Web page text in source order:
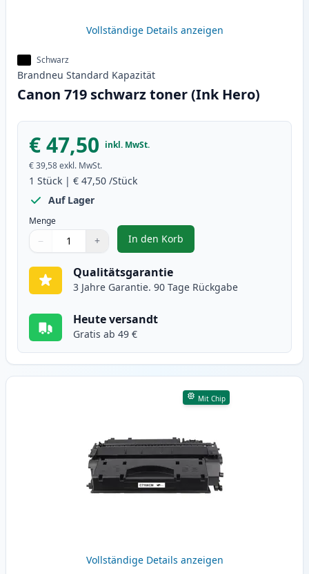
Vollständige Details anzeigen
Schwarz
Brandneu Standard Kapazität
Canon 719 schwarz toner (Ink Hero)
€ 47,50 inkl. MwSt.
€ 39,58exkl. MwSt.
1 Stück | € 47,50 /Stück
Auf Lager
Menge
Verwenden Sie die Tasten, um anzupassen
− +
1
In den Korb
, Canon 719 schwarz toner (Ink
Qualitätsgarantie
3 Jahre Garantie. 90 Tage Rückgabe
Heute versandt
Gratis ab 49 €
Mit Chip
Vollständige Details anzeigen